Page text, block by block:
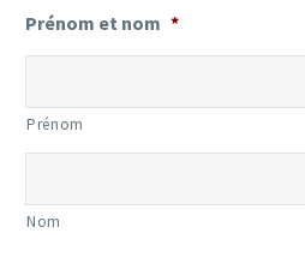
Prénom et nom *
Prénom
Nom